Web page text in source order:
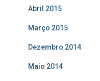
Abril 2015
Março 2015
Dezembro 2014
Maio 2014